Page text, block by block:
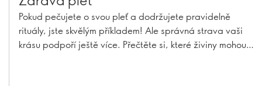
Pokud pečujete o svou pleť a dodržujete pravidelně
rituály, jste skvělým příkladem! Ale správná strava vaši
krásu podpoří ještě více. Přečtěte si, které živiny mohou